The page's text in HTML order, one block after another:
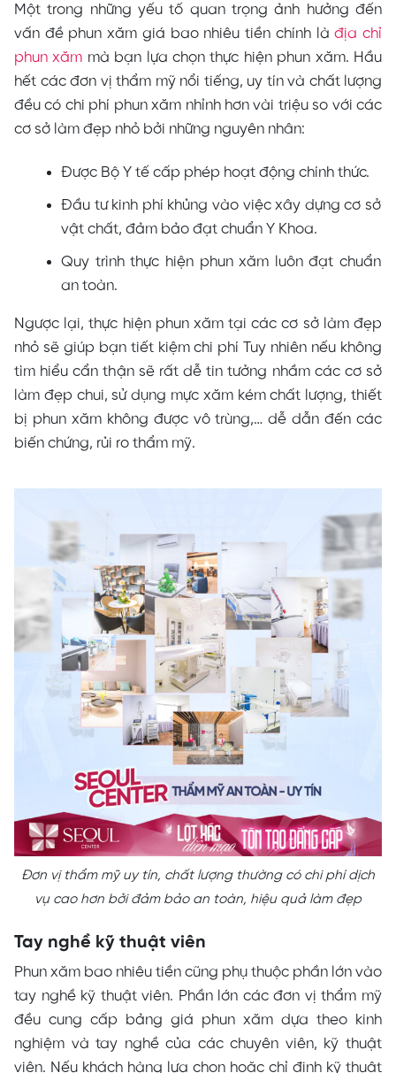
Một trong những yếu tố quan trọng ảnh hưởng đến
vấn đề phun xăm giá bao nhiêu tiền chính làđịa chỉ
phun xăm mà bạn lựa chọn thực hiện phun xăm. Hầu
hết các đơn vị thẩm mỹ nổi tiếng, uy tín và chất lượng
đều có chi phí phun xăm nhỉnh hơn vài triệu so với các
cơ sở làm đẹp nhỏ bởi những nguyên nhân:
Được Bộ Y tế cấp phép hoạt động chính thức.
Đầu tư kinh phí khủng vào việc xây dựng cơ sở
vật chất, đảm bảo đạt chuẩn Y Khoa.
Quy trình thực hiện phun xăm luôn đạt chuẩn
an toàn.
Ngược lại, thực hiện phun xăm tại các cơ sở làm đẹp
nhỏ sẽ giúp bạn tiết kiệm chi phí Tuy nhiên nếu không
tìm hiểu cẩn thận sẽ rất dễ tin tưởng nhầm các cơ sở
làm đẹp chui, sử dụng mực xăm kém chất lượng, thiết
bị phun xăm không được vô trùng,… dễ dẫn đến các
biến chứng, rủi ro thẩm mỹ.
Đơn vị thẩm mỹ uy tín, chất lượng thường có chi phí dịch
vụ cao hơn bởi đảm bảo an toàn, hiệu quả làm đẹp
Tay nghề kỹ thuật viên
Phun xăm bao nhiêu tiền cũng phụ thuộc phần lớn vào
tay nghề kỹ thuật viên. Phần lớn các đơn vị thẩm mỹ
đều cung cấp bảng giá phun xăm dựa theo kinh
nghiệm và tay nghề của các chuyên viên, kỹ thuật
viên. Nếu khách hàng lựa chọn hoặc chỉ định kỹ thuật